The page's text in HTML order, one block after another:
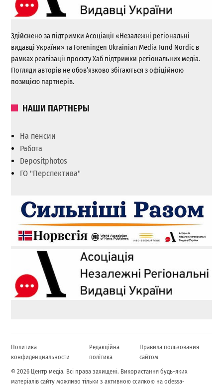
Здійснено за підтримки Асоціації «Незалежні регіональні
видавці України» та Foreningen Ukrainian Media Fund Nordic в
рамках реалізації проєкту Хаб підтримки регіональних медіа.
Погляди авторів не обов’язково збігаються з офіційною
позицією партнерів.
НАШИ ПАРТНЕРЫ
На пенсии
Работа
Depositphotos
ГО "Перспектива"
Политика
конфиденциальности
Редакційна
політика
Правила пользования
сайтом
© 2026 Центр медіа. Всі права захищені. Використання будь-яких
матеріалів сайту можливо тільки з активною ссилкою на odessa-